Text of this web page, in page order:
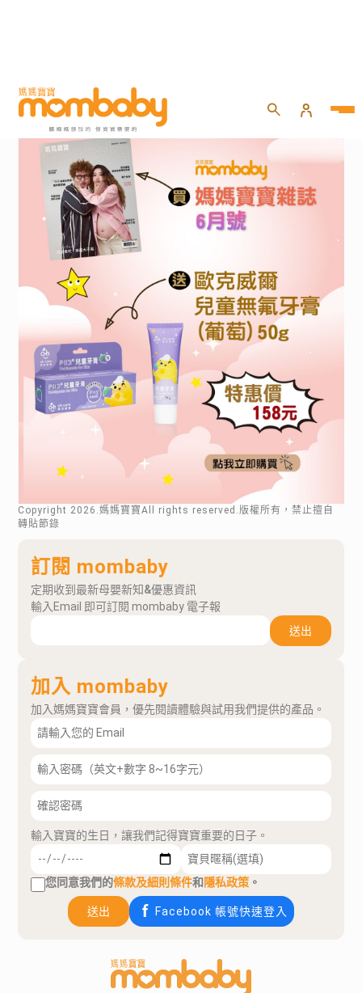
Copyright 2026 .媽媽寶寶All rights reserved.版權所有，禁止擅自
轉貼節錄
訂閱 mombaby
定期收到最新母嬰新知&優惠資訊
輸入Email 即可訂閱 mombaby 電子報
送出
加入 mombaby
加入媽媽寶寶會員，優先閱讀體驗與試用我們提供的產品。
輸入寶寶的生日，讓我們記得寶寶重要的日子。
您同意我們的條款及細則條件和隱私政策 。
送出 Facebook 帳號快速登入